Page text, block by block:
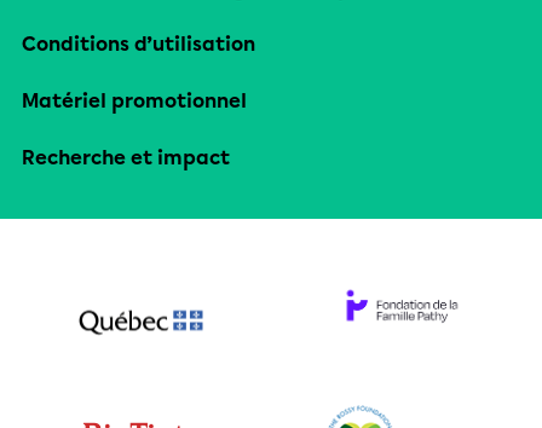
Conditions d’utilisation
Matériel promotionnel
Recherche et impact